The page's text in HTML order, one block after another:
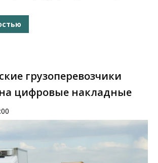
грузоперевозчики
цифровые накладные